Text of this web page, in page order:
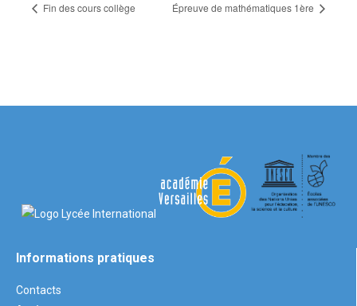
Fin des cours collège Épreuve de mathématiques 1ère
Informations pratiques
Contacts